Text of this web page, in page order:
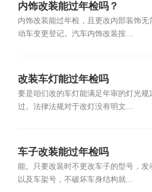
内饰改装能过年检吗？
内饰改装能过年检，且更改内部装饰无
动车变更登记。汽车内饰改装按...
改装车灯能过年检吗
要是咱们改的车灯能满足年审的灯光规
过。法律法规对于改灯没有明文...
车子改装能过年检吗
能。只要改装时不更改车子的型号，发
以及车架号，不破坏车身结构就...